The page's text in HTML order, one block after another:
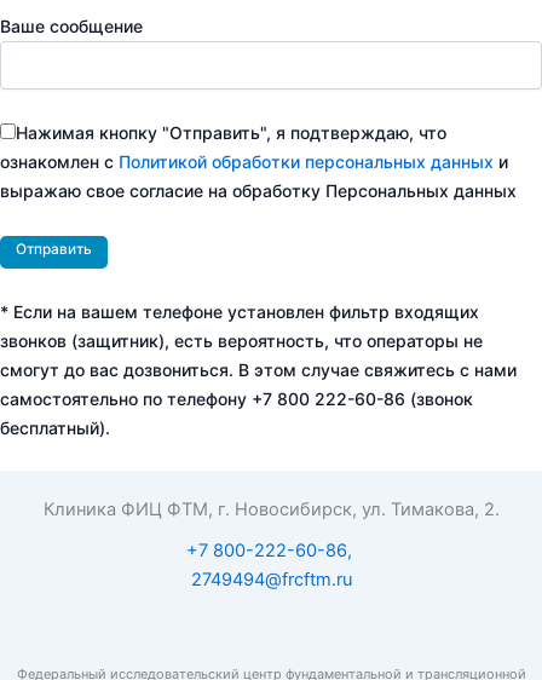
Ваше сообщение
Нажимая кнопку "Отправить", я подтверждаю, что
ознакомлен с Политикой обработки персональных данных и
выражаю свое согласие на обработку Персональных данных
* Если на вашем телефоне установлен фильтр входящих
звонков (защитник), есть вероятность, что операторы не
смогут до вас дозвониться. В этом случае свяжитесь с нами
самостоятельно по телефону +7 800 222-60-86 (звонок
бесплатный).
Клиника ФИЦ ФТМ, г. Новосибирск, ул. Тимакова, 2.
+7 800-222-60-86,
2749494@frcftm.ru
Федеральный исследовательский центр фундаментальной и трансляционной